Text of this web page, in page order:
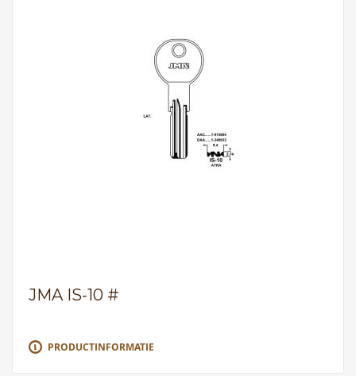
JMA IS-10 #
PRODUCTINFORMATIE